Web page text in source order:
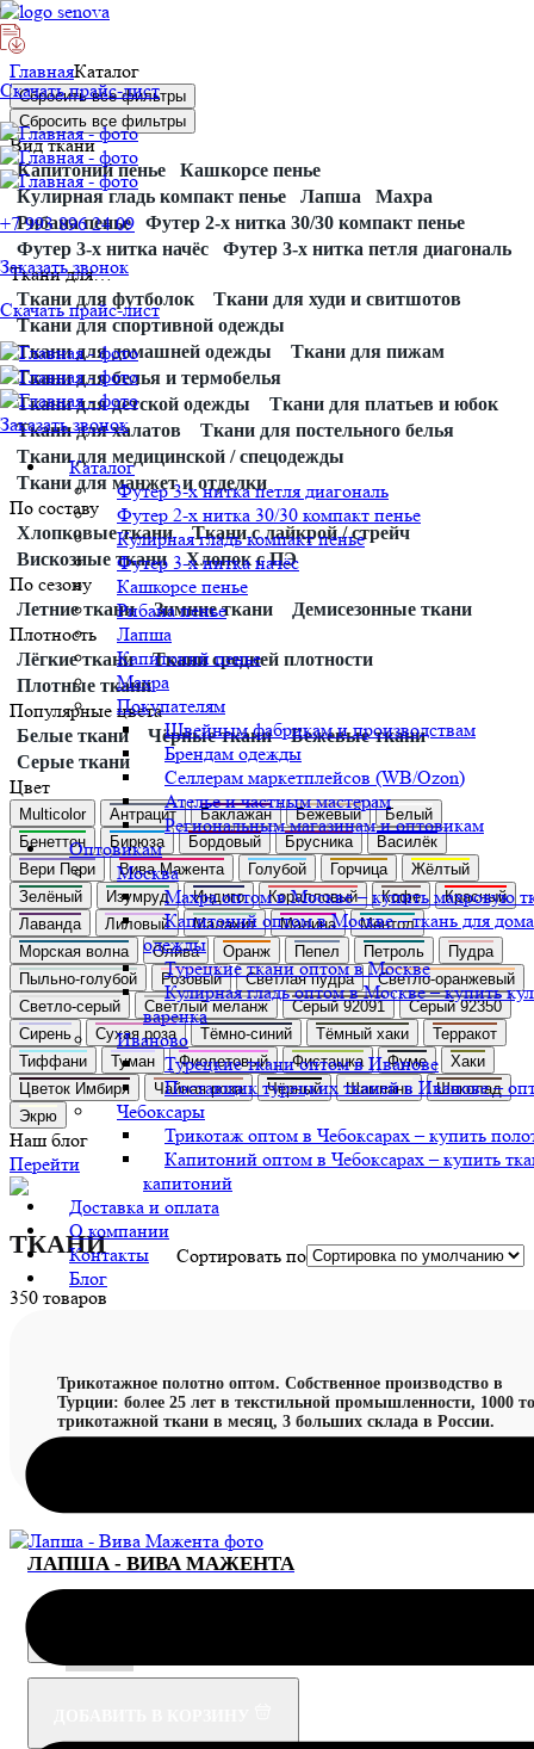
Перейти
к
содержимому
Скачать прайс-лист
+7 993 896 24 09
Заказать звонок
Скачать прайс-лист
Заказать звонок
Каталог
Футер 3-х нитка петля диагональ
Футер 2-х нитка 30/30 компакт пенье
Кулирная гладь компакт пенье
Футер 3-х нитка начёс
Кашкорсе пенье
Рибана пенье
Лапша
Капитоний пенье
Махра
Покупателям
Швейным фабрикам и производствам
Брендам одежды
Селлерам маркетплейсов (WB/Ozon)
Ателье и частным мастерам
Региональным магазинам и оптовикам
Оптовикам
Москва
Махра оптом в Москве – купить махровую
Капитоний оптом в Москве – ткань для
одежды
Турецкие ткани оптом в Москве
Кулирная гладь оптом в Москве – купить
варенка
Иваново
Турецкие ткани оптом в Иванове
Поставщик турецких тканей в Иванове –
Чебоксары
Трикотаж оптом в Чебоксарах – купить
Капитоний оптом в Чебоксарах – купить
капитоний
Доставка и оплата
О компании
Контакты
Блог
ГлавнаяКаталог
Сбросить все фильтры
Сбросить все фильтры
Вид ткани
Капитоний пенье
Кашкорсе пенье
Кулирная гладь компакт пенье
Лапша
Махра
Рибана пенье
Футер 2-х нитка 30/30 компакт пенье
Футер 3-х нитка начёс
Футер 3-х нитка петля диагональ
Ткани для…
Ткани для футболок
Ткани для худи и свитшотов
Ткани для спортивной одежды
Ткани для домашней одежды
Ткани для пижам
Ткани для белья и термобелья
Ткани для детской одежды
Ткани для платьев и юбок
Ткани для халатов
Ткани для постельного белья
Ткани для медицинской / спецодежды
Ткани для манжет и отделки
По составу
Хлопковые ткани
Ткани с лайкрой / стрейч
Вискозные ткани
Хлопок с ПЭ
По сезону
Летние ткани Зимние ткани Демисезонные ткани
Плотность
Лёгкие ткани
Ткани средней плотности
Плотные ткани
Популярные цвета
Белые ткани Чёрные ткани
Бежевые ткани
Серые ткани
Цвет
Multicolor Антрацит Баклажан Бежевый
Белый
Бенеттон
Бирюза Бордовый Брусника
Василёк
Вери Пери
Вива Мажента Голубой Горчица
Жёлтый
Зелёный
Изумруд Индиго Коралловый Кофе
Красный
Лаванда
Лиловый Малахит Малина
Ментол
Морская волна
Олива Оранж Пепел Петроль
Пудра
Пыльно-голубой
Розовый Светлая пудра
Светло-оранжевый
Светло-серый
Светлый меланж Серый 92091
Серый 92350
Сирень
Сухая роза Тёмно-синий Тёмный хаки
Терракот
Тиффани
Туман Фиолетовый Фисташка Фуме
Хаки
Цветок Имбиря
Чайная роза Чёрный Шампань
Шоколад
Экрю
Наш блог
Перейти
ТКАНИ
350 товаров
Сортировать по
Трикотажное полотно оптом. Собственное производство в
Турции: более 25 лет в текстильной промышленности, 1000
трикотажной ткани в месяц, 3 больших склада в России.
ЛАПША - ВИВА МАЖЕНТА